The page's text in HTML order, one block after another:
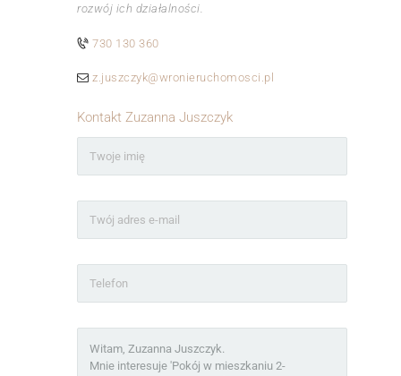
rozwój ich działalności.
730 130 360
z.juszczyk@wronieruchomosci.pl
Kontakt Zuzanna Juszczyk